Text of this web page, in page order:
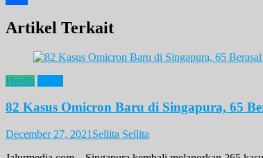
Artikel Terkait
Health
82 Kasus Omicron Baru di Singapura, 65
December 27, 2021 Sellita Sellita